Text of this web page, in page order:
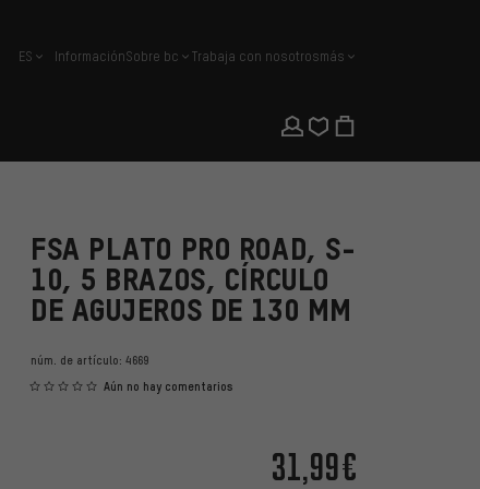
español
ES InformaciónSobre bc Trabaja con nosotrosmás
FSA PLATO PRO ROAD, S-
10, 5 BRAZOS, CÍRCULO
DE AGUJEROS DE 130 MM
núm. de artículo: 4669
Aún no hay comentarios
31,99€